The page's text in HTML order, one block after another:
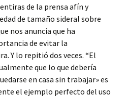
de la prensa afín y
de tamaño sideral sobre
nos anuncia que ha
de evitar la
Y lo repitió dos veces. “El
que lo que debería
en casa sin trabajar» es
el ejemplo perfecto del uso